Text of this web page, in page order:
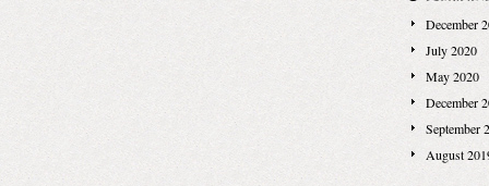
December
July 2020
May 2020
December
September
August